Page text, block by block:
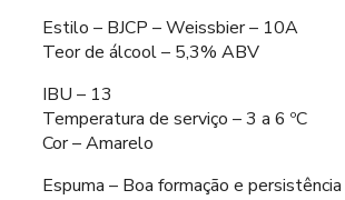
Estilo – BJCP – Weissbier – 10A
Teor de álcool – 5,3% ABV
IBU – 13
Temperatura de serviço – 3 a 6 ºC
Cor – Amarelo
Espuma – Boa formação e persistência